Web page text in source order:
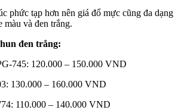
phức tạp hơn nên giá đổ mực cũng đa dạng
màu và đen trắng.
đen trắng:
745: 120.000 – 150.000 VND
130.000 – 160.000 VND
110.000 – 140.000 VND